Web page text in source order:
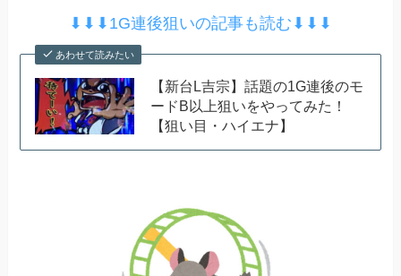
⬇︎⬇︎⬇︎1G連後狙いの記事も読む⬇︎⬇︎⬇︎
あわせて読みたい
【新台L吉宗】話題の1G連後のモ
ードB以上狙いをやってみた！
【狙い目・ハイエナ】